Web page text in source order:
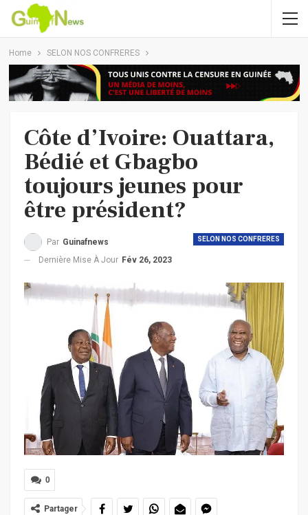
Home SELON NOS CONFRERES
Côte d’Ivoire: Ouattara,
Bédié et Gbagbo
toujours jeunes pour
être président?
SELON NOS CONFRERES
Par Guinafnews
Dernière Mise À Jour Fév 26, 2023
0
Partager